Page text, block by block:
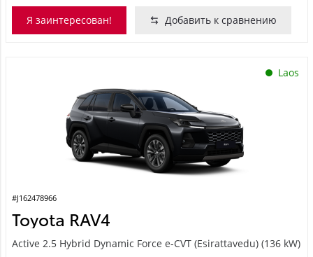
Я заинтересован! Добавить к сравнению
Laos
#J162478966
Toyota RAV4
Active 2.5 Hybrid Dynamic Force e-CVT (Esirattavedu) (136 kW)